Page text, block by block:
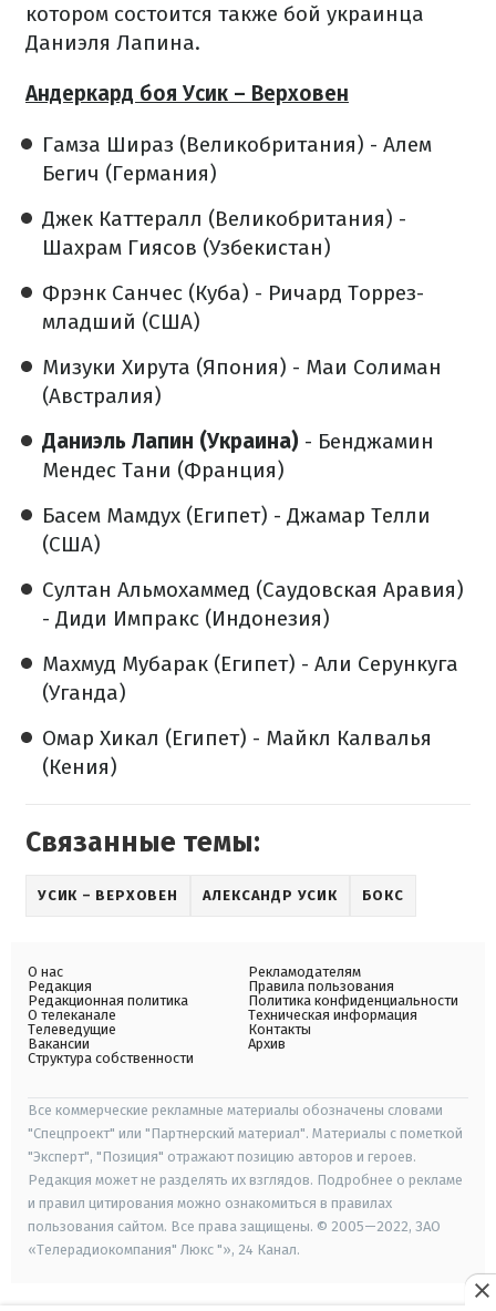
котором состоится также бой украинца
Даниэля Лапина.
Андеркард боя Усик – Верховен
Гамза Шираз (Великобритания) - Алем
Бегич (Германия)
Джек Каттералл (Великобритания) -
Шахрам Гиясов (Узбекистан)
Фрэнк Санчес (Куба) - Ричард Торрез-
младший (США)
Мизуки Хирута (Япония) - Маи Солиман
(Австралия)
Даниэль Лапин (Украина) - Бенджамин
Мендес Тани (Франция)
Басем Мамдух (Египет) - Джамар Телли
(США)
Султан Альмохаммед (Саудовская Аравия)
- Диди Импракс (Индонезия)
Махмуд Мубарак (Египет) - Али Серункуга
(Уганда)
Омар Хикал (Египет) - Майкл Калвалья
(Кения)
Связанные темы:
УСИК – ВЕРХОВЕН АЛЕКСАНДР УСИК БОКС
О нас
Редакция
Редакционная политика
О телеканале
Телеведущие
Вакансии
Структура собственности
Рекламодателям
Правила пользования
Политика конфиденциальности
Техническая информация
Контакты
Архив
Все коммерческие рекламные материалы обозначены словами
"Спецпроект" или "Партнерский материал". Материалы с пометкой
"Эксперт", "Позиция" отражают позицию авторов и героев.
Редакция может не разделять их взглядов. Подробнее о рекламе
и правил цитирования можно ознакомиться в правилах
пользования сайтом. Все права защищены. © 2005—2022, ЗАО
«Телерадиокомпания" Люкс "», 24 Канал.